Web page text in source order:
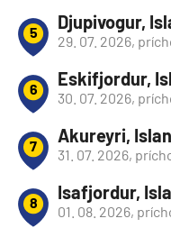
5 Djupivogur,
29. 07. 2026,
6 Eskifjordur,
30. 07. 2026,
7 Akureyri,
31. 07. 2026,
8 Isafjordur,
01. 08. 2026,